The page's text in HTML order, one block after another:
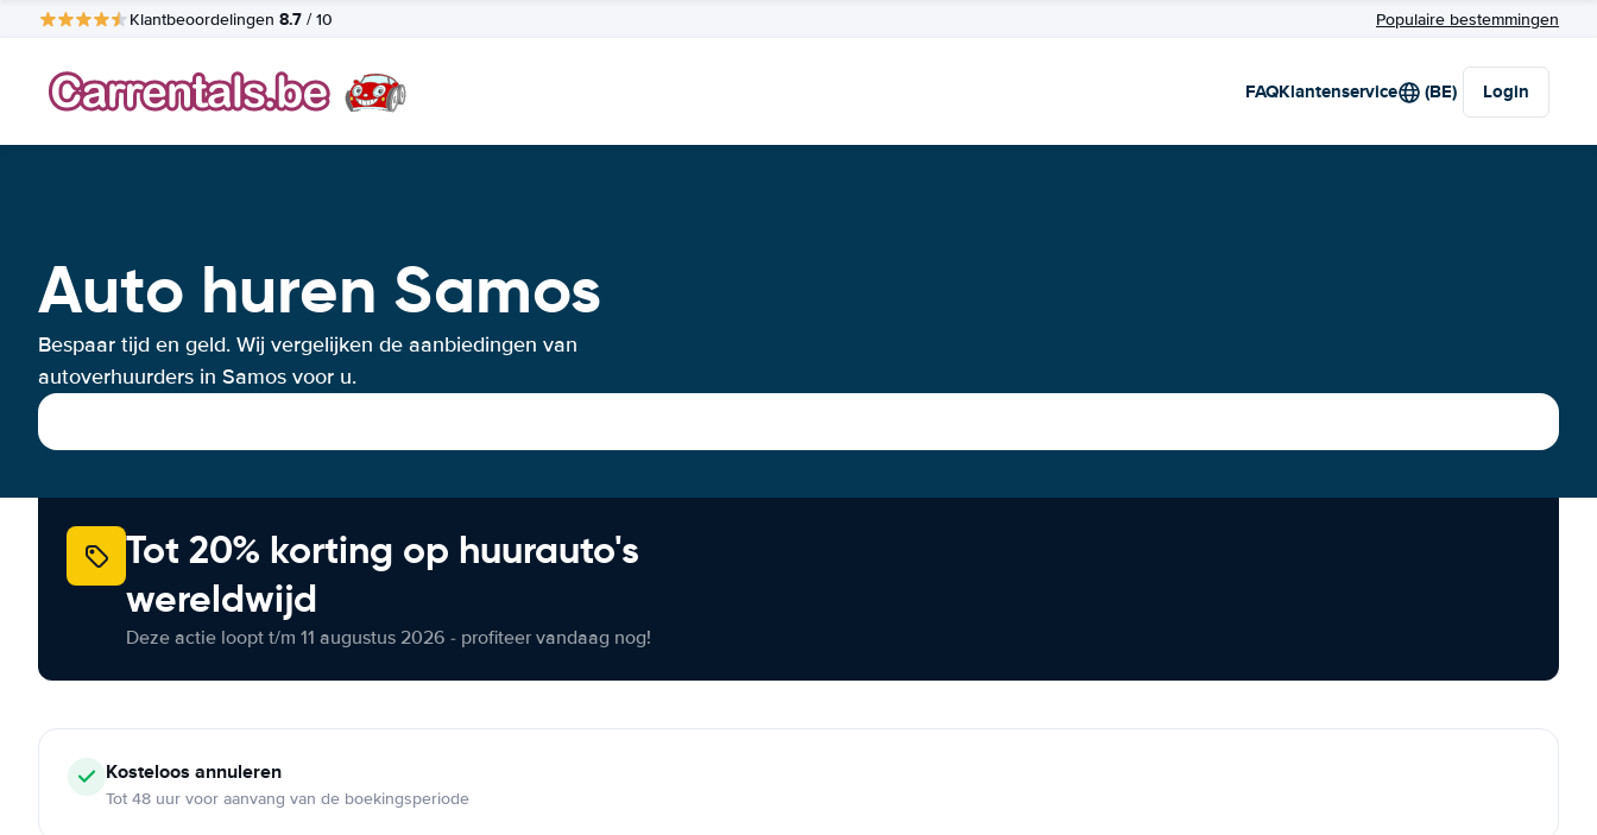
Klantbeoordelingen 8.7 / 10 Populaire bestemmingen
FAQKlantenservice (BE) Login
Auto huren Samos
Bespaar tijd en geld. Wij vergelijken de aanbiedingen van
autoverhuurders in Samos voor u.
Tot 20% korting op huurauto's
wereldwijd
Deze actie loopt t/m 11 augustus 2026 - profiteer vandaag nog!
Kosteloos annuleren
Tot 48 uur voor aanvang van de boekingsperiode